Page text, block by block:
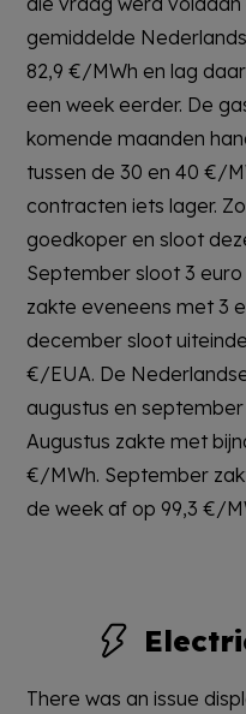
gemiddelde
82,9 €/MWh en lag
een week eerder. De
komende maanden
tussen de 30 en 40 €/
contracten iets lager.
goedkoper en sloot
September sloot 3
zakte eveneens met 3
december sloot
€/EUA. De
augustus en
Augustus zakte met
€/MWh. September
de week af op 99,3 €/
There was an issue